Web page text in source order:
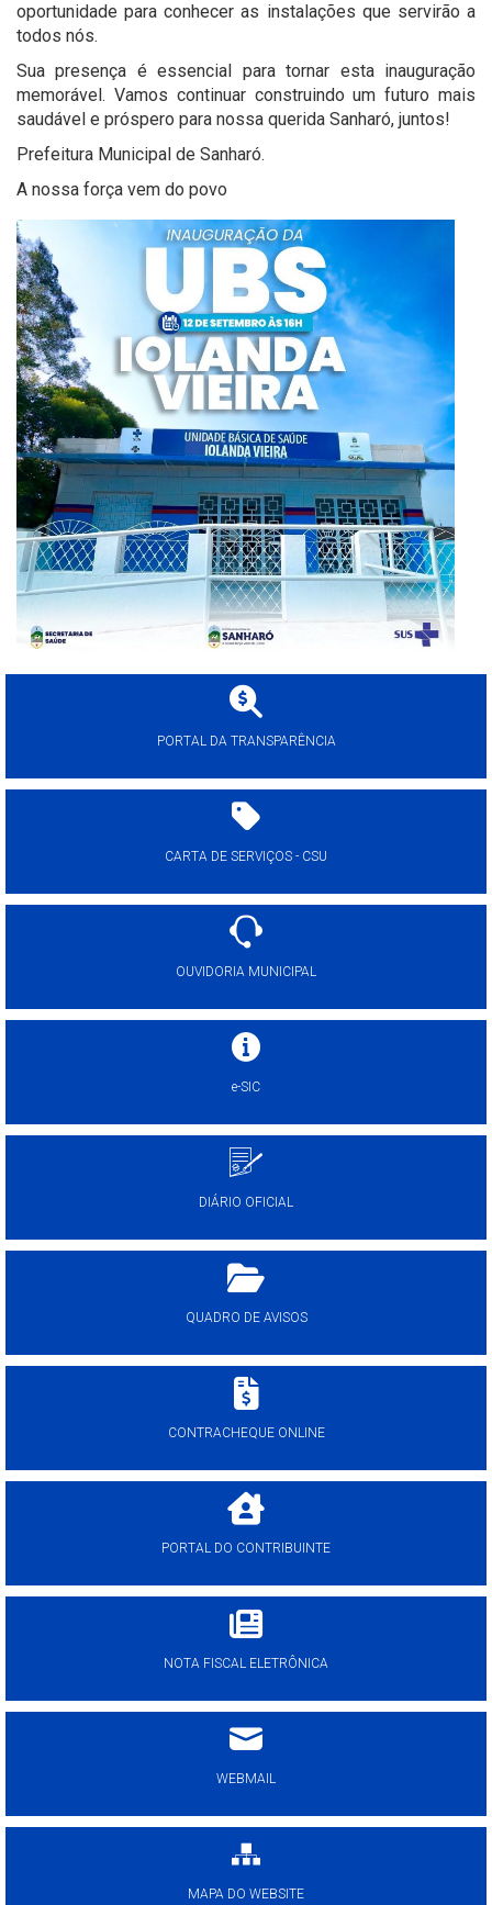
oportunidade para conhecer as instalações que servirão a
todos nós.
Sua presença é essencial para tornar esta inauguração
memorável. Vamos continuar construindo um futuro mais
saudável e próspero para nossa querida Sanharó, juntos!
Prefeitura Municipal de Sanharó.
A nossa força vem do povo
PORTAL DA TRANSPARÊNCIA
CARTA DE SERVIÇOS - CSU
OUVIDORIA MUNICIPAL
e-SIC
DIÁRIO OFICIAL
QUADRO DE AVISOS
CONTRACHEQUE ONLINE
PORTAL DO CONTRIBUINTE
NOTA FISCAL ELETRÔNICA
WEBMAIL
MAPA DO WEBSITE